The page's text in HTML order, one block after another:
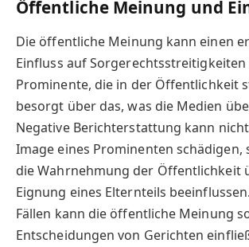
Öffentliche Meinung und
Die öffentliche Meinung kann einen
Einfluss auf Sorgerechtsstreitigkeiten
Prominente, die in der Öffentlichkeit
besorgt über das, was die Medien
Negative Berichterstattung kann
Image eines Prominenten schädigen,
die Wahrnehmung der Öffentlichkeit
Eignung eines Elternteils
Fällen kann die öffentliche Meinung
Entscheidungen von Gerichten